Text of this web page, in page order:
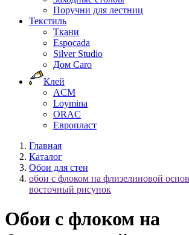
Поручни для лестниц
Текстиль
Ткани
Espocada
Silver Studio
Дом Caro
Клей
ACM
Loymina
ORAC
Европласт
Главная
Каталог
Обои для стен
обои с флоком на флизелиновой
восточный рисунок
Обои с флоком на